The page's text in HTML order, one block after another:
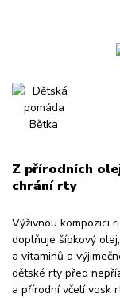
Z přírodních
chrání rty
Výživnou kompozici
doplňuje šípkový
a vitaminů a
dětské rty před
a přírodní včelí vosk